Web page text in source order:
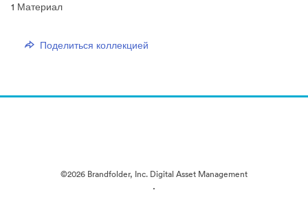
1 Материал
Поделиться коллекцией
©2026 Brandfolder, Inc. Digital Asset Management
·